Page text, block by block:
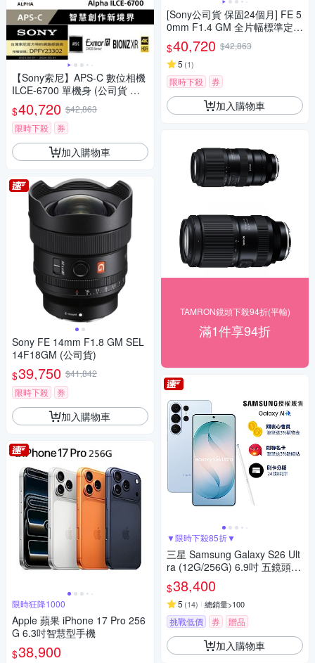
【Sony索尼】APS-C 數位相機
ILCE-6700 單機身 (公司貨 保
固18+6個月)
$40,720 $42,863
限時下殺
券
加入購物車
Sony FE 14mm F1.8 GM SEL
14F18GM (公司貨)
$39,750 $41,842
限時下殺
券
加入購物車
限時狂降1000
Apple 蘋果 iPhone 17 Pro 256
G 6.3吋智慧型手機
$38,900
[Sony公司貨 保固24個月] FE 5
0mm F1.4 GM 全片幅標準定焦
鏡頭 SEL50F14GM
$40,720 $42,863
5 (1)
限時下殺 券
加入購物車
TAMRON鏡頭下殺94折(平輸)
滿1件享94折
▼限時下殺85折▼
三星 Samsung Galaxy S26 Ult
ra (12G/256G) 6.9吋 五鏡頭智
慧手機
$38,400
5 (14) 總銷量>100
挑戰低價 券 贈品
加入購物車